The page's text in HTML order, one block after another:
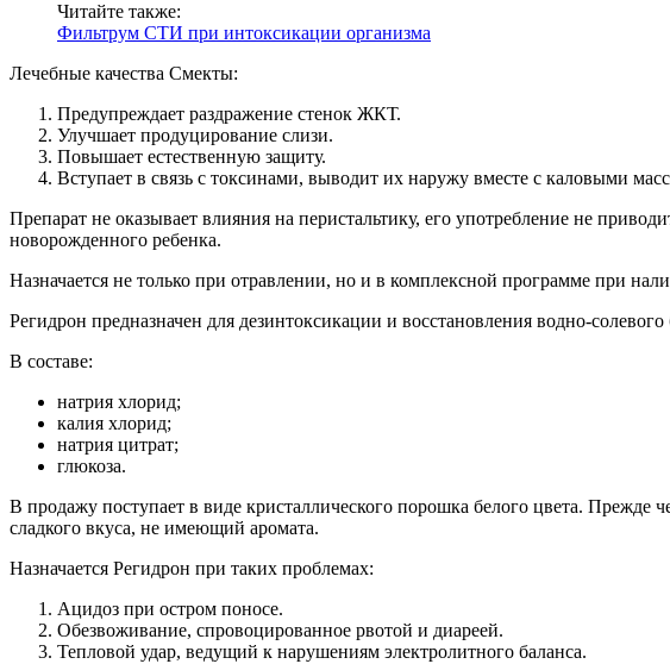
Читайте также:
Фильтрум СТИ при интоксикации организма
Лечебные качества Смекты:
Предупреждает раздражение стенок ЖКТ.
Улучшает продуцирование слизи.
Повышает естественную защиту.
Вступает в связь с токсинами, выводит их наружу вместе с каловыми
Препарат не оказывает влияния на перистальтику, его употребление не
новорожденного ребенка.
Назначается не только при отравлении, но и в комплексной программе при
Регидрон предназначен для дезинтоксикации и восстановления водно-солевого
В составе:
натрия хлорид;
калия хлорид;
натрия цитрат;
глюкоза.
В продажу поступает в виде кристаллического порошка белого цвета. Прежде
сладкого вкуса, не имеющий аромата.
Назначается Регидрон при таких проблемах:
Ацидоз при остром поносе.
Обезвоживание, спровоцированное рвотой и диареей.
Тепловой удар, ведущий к нарушениям электролитного баланса.